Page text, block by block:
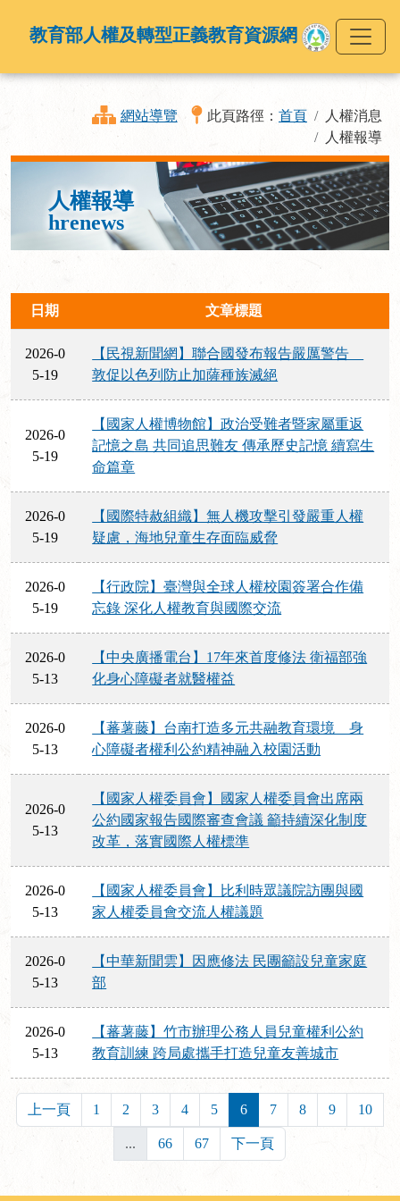
教育部人權及轉型正義教育資源網
網站導覽 此頁路徑： 首頁
人權消息
人權報導
人權報導
hrenews
日期 文章標題
2026-0
5-19
【民視新聞網】聯合國發布報告嚴厲警告
敦促以色列防止加薩種族滅絕
2026-0
5-19
【國家人權博物館】政治受難者暨家屬重返
記憶之島 共同追思難友 傳承歷史記憶 續寫生
命篇章
2026-0
5-19
【國際特赦組織】無人機攻擊引發嚴重人權
疑慮，海地兒童生存面臨威脅
2026-0
5-19
【行政院】臺灣與全球人權校園簽署合作備
忘錄 深化人權教育與國際交流
2026-0
5-13
【中央廣播電台】17年來首度修法 衛福部強
化身心障礙者就醫權益
2026-0
5-13
【蕃薯藤】台南打造多元共融教育環境 身
心障礙者權利公約精神融入校園活動
2026-0
5-13
【國家人權委員會】國家人權委員會出席兩
公約國家報告國際審查會議 籲持續深化制度
改革，落實國際人權標準
2026-0
5-13
【國家人權委員會】比利時眾議院訪團與國
家人權委員會交流人權議題
2026-0
5-13
【中華新聞雲】因應修法 民團籲設兒童家庭
部
2026-0
5-13
【蕃薯藤】竹市辦理公務人員兒童權利公約
教育訓練 跨局處攜手打造兒童友善城市
上一頁 1 2 3 4 5 6 7 8 9 10
... 66 67 下一頁